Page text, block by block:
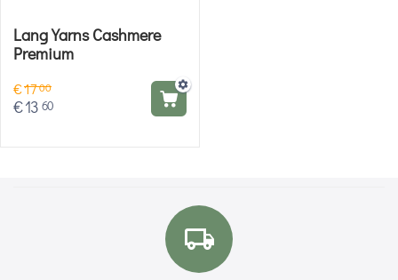
Lang Yarns Cashmere
Premium
€1700
€13 60